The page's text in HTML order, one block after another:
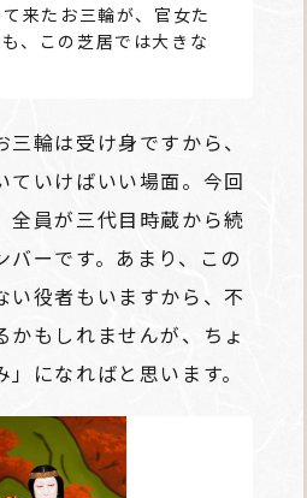
て来たお三輪が、官女た
、この芝居では大きな
輪は受け身ですから、
ていけばいい場面。今回
全員が三代目時蔵から続
バーです。あまり、この
い役者もいますから、不
かもしれませんが、ちょ
になればと思います。